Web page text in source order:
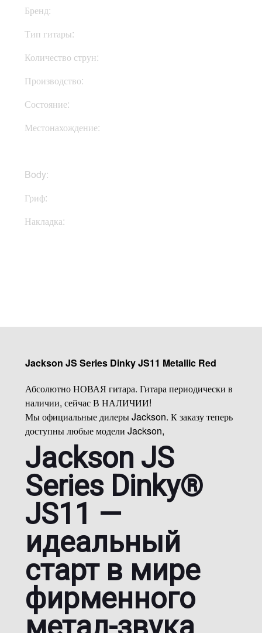
Бренд:
Тип гитары:
Количество струн:
Производство:
Состояние:
Местонахождение:
Body:
Гриф:
Накладка:
Jackson JS Series Dinky JS11 Metallic Red
Абсолютно НОВАЯ гитара. Гитара периодически в
наличии, сейчас В НАЛИЧИИ!
Мы официальные дилеры Jackson. К заказу теперь
доступны любые модели Jackson,
Jackson JS
Series Dinky®
JS11 —
идеальный
старт в мире
фирменного